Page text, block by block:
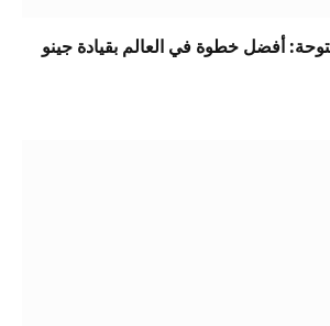
أفضل خطوة في العالم بقيادة جينو